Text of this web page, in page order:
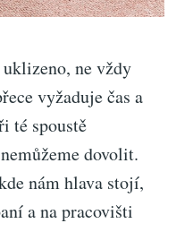
ne vždy
vyžaduje čas a
té spoustě
dovolit.
nám hlava stojí,
a na pracovišti